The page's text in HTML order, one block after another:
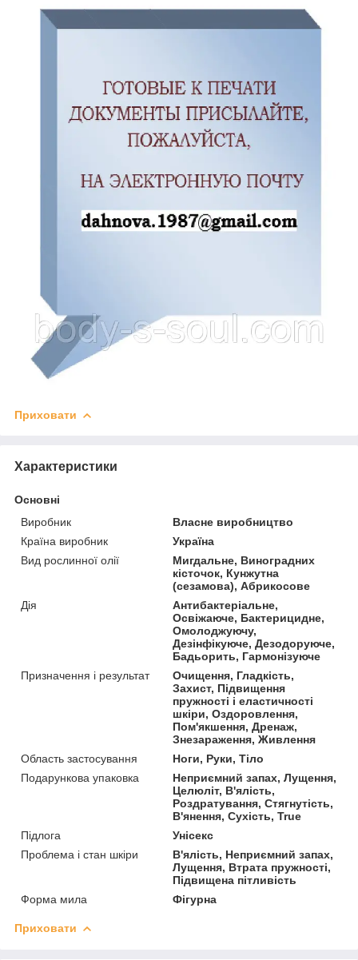
Приховати
Характеристики
Основні
Виробник
Власне виробництво
Країна виробник
Україна
Вид рослинної олії
Мигдальне, Виноградних
кісточок, Кунжутна
(сезамова), Абрикосове
Дія
Антибактеріальне,
Освіжаюче, Бактерицидне,
Омолоджуючу,
Дезінфікуюче, Дезодоруюче,
Бадьорить, Гармонізуюче
Призначення і результат
Очищення, Гладкість,
Захист, Підвищення
пружності і еластичності
шкіри, Оздоровлення,
Пом'якшення, Дренаж,
Знезараження, Живлення
Область застосування
Ноги, Руки, Тіло
Подарункова упаковка
Неприємний запах, Лущення,
Целюліт, В'ялість,
Роздратування, Стягнутість,
В'янення, Сухість, True
Підлога
Унісекс
Проблема і стан шкіри
В'ялість, Неприємний запах,
Лущення, Втрата пружності,
Підвищена пітливість
Форма мила
Фігурна
Приховати